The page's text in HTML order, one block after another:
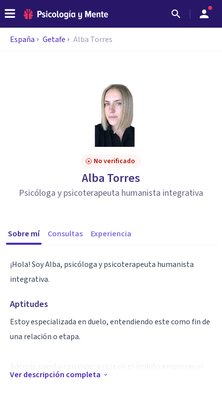
España Getafe Alba Torres
No verificado
Alba Torres
Psicóloga y psicoterapeuta humanista integrativa
Sobre mí Consultas Experiencia
¡Hola! Soy Alba, psicóloga y psicoterapeuta humanista
integrativa.
Aptitudes
Estoy especializada en duelo, entendiendo este como fin de
una relación o etapa.
por lo que mi acompañamiento a personas también está
Ver descripción completa